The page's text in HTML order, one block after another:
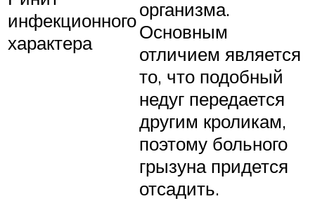
инфекционного
характера
организма.
Основным
отличием является
то, что подобный
недуг передается
другим кроликам,
поэтому больного
грызуна придется
отсадить.